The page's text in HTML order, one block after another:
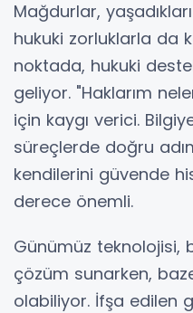
Mağdurlar,
hukuki zorluklarla da
noktada, hukuki
geliyor. "Haklarım
için kaygı verici.
süreçlerde doğru
kendilerini güvende
derece önemli.
Günümüz teknolojisi,
çözüm sunarken,
olabiliyor. İfşa edilen